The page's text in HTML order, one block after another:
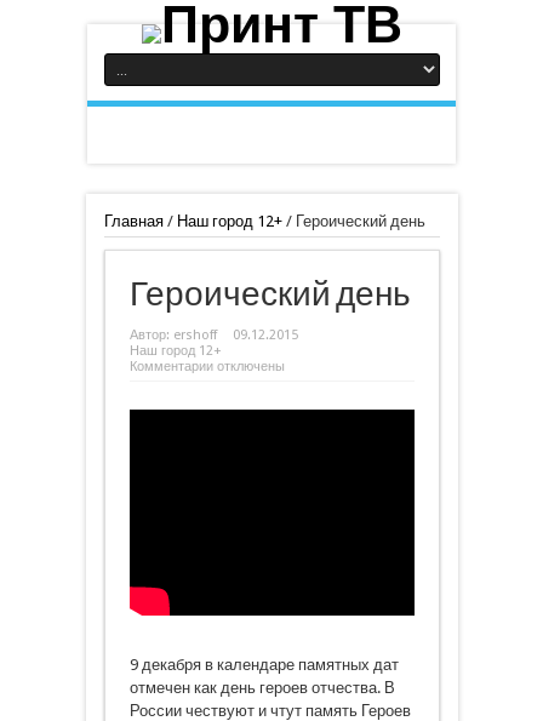
Главная/ Наш город 12+/ Героический день
Героический день
Автор: ershoff
09.12.2015
Наш город 12+
Комментариик
день
отключены
9 декабря в календаре памятных дат
отмечен как день героев отчества. В
России чествуют и чтут память Героев